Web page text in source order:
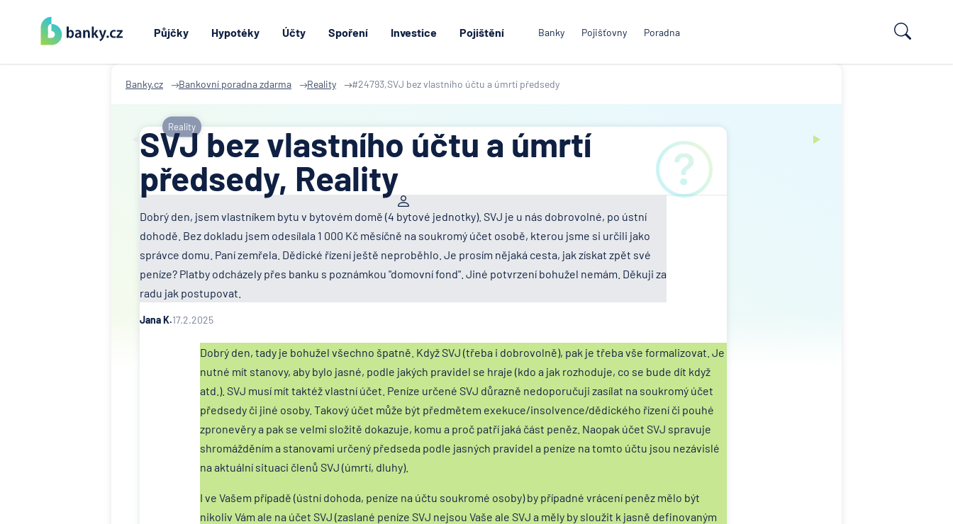
Půjčky Hypotéky Účty Spoření Investice Pojištění Banky Pojišťovny Poradna
Banky.cz Bankovní poradna zdarma Reality #24793,SVJ bez vlastního účtu a úmrtí předsedy
Reality
SVJ bez vlastního účtu a úmrtí
předsedy, Reality
Dobrý den, jsem vlastníkem bytu v bytovém domě (4 bytové jednotky). SVJ je u nás dobrovolné, po ústní
dohodě. Bez dokladu jsem odesílala 1 000 Kč měsíčně na soukromý účet osobě, kterou jsme si určili jako
správce domu. Paní zemřela. Dědické řízení ještě neproběhlo. Je prosím nějaká cesta, jak získat zpět své
peníze? Platby odcházely přes banku s poznámkou "domovní fond". Jiné potvrzení bohužel nemám. Děkuji za
radu jak postupovat.
Jana K.17.2.2025
Dobrý den, tady je bohužel všechno špatně. Když SVJ (třeba i dobrovolně), pak je třeba vše formalizovat. Je
nutné mít stanovy, aby bylo jasné, podle jakých pravidel se hraje (kdo a jak rozhoduje, co se bude dít když
atd.). SVJ musí mít taktéž vlastní účet. Peníze určené SVJ důrazně nedoporučuji zasílat na soukromý účet
předsedy či jiné osoby. Takový účet může být předmětem exekuce/insolvence/dědického řízení či pouhé
zpronevěry a pak se velmi složitě dokazuje, komu a proč patří jaká část peněz. Naopak účet SVJ spravuje
shromážděním a stanovami určený předseda podle jasných pravidel a peníze na tomto účtu jsou nezávislé
na aktuální situaci členů SVJ (úmrtí, dluhy).
I ve Vašem případě (ústní dohoda, peníze na účtu soukromé osoby) by případné vrácení peněz mělo být
nikoliv Vám ale na účet SVJ (zaslané peníze SVJ nejsou Vaše ale SVJ a měly by sloužit k jasně definovaným